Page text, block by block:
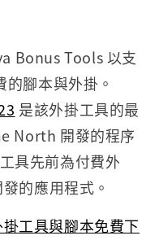
Bonus Tools 以支
的腳本與外掛。
是該外掛工具的最
North 開發的程序
具先前為付費外
的應用程式。
工具與腳本免費下